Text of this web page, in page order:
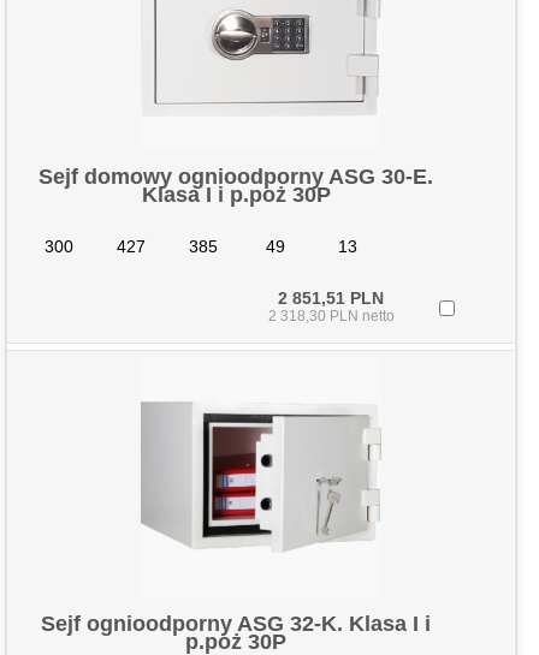
Sejf domowy ognioodporny ASG 30-E.
Klasa I i p.poż 30P
300 427 385 49 13
2 851,51 PLN
2 318,30 PLN netto
Sejf ognioodporny ASG 32-K. Klasa I i
p.poż 30P